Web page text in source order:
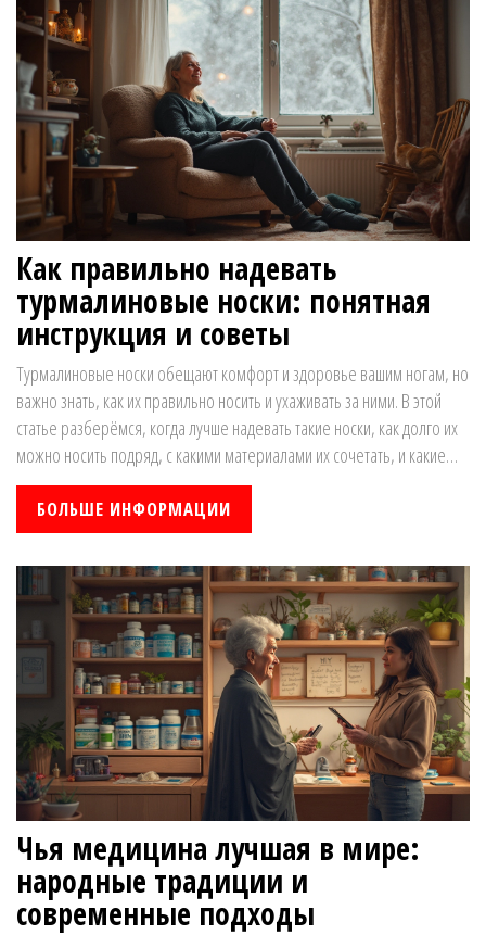
Как правильно надевать
турмалиновые носки: понятная
инструкция и советы
Турмалиновые носки обещают комфорт и здоровье вашим ногам, но
важно знать, как их правильно носить и ухаживать за ними. В этой
статье разберёмся, когда лучше надевать такие носки, как долго их
можно носить подряд, с какими материалами их сочетать, и какие
ощущения вы можете испытать в первые дни. Здесь вы найдёте
конкретные советы, реальные лайфхаки и ответы на популярные
вопросы. Всё просто и понятно – чтобы ваши ноги действительно
сказали вам спасибо!
БОЛЬШЕ ИНФОРМАЦИИ
Чья медицина лучшая в мире:
народные традиции и
современные подходы